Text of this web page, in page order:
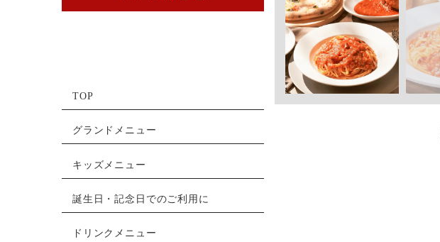
TOP
グランドメニュー
キッズメニュー
誕生日・記念日でのご利用に
ドリンクメニュー